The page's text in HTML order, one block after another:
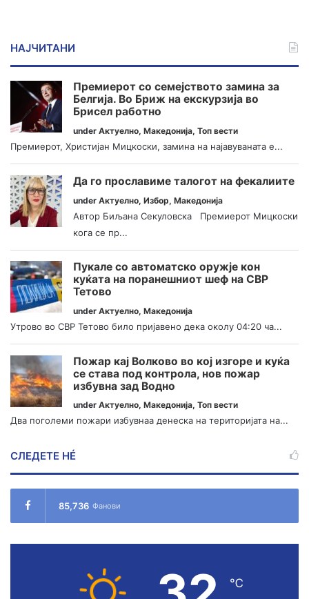
НАЈЧИТАНИ
Премиерот со семејството замина за
Белгија. Во Бриж на екскурзија во
Брисел работно
under Актуелно, Македонија, Топ вести
Премиерот, Христијан Мицкоски, замина на најавуваната е...
Да го прославиме талогот на фекалиите
under Актуелно, Избор, Македонија
Автор Биљана Секуловска Премиерот Мицкоски
кога се пр...
Пукале со автоматско оружје кон
куќата на поранешниот шеф на СВР
Тетово
under Актуелно, Македонија
Утрово во СВР Тетово било пријавено дека околу 04:20 ча...
Пожар кај Волково во кој изгоре и куќа
се става под контрола, нов пожар
избувна зад Водно
under Актуелно, Македонија, Топ вести
Два поголеми пожари избувнаа денеска на територијата на...
СЛЕДЕТЕ НÉ
85,736 Фанови
℃